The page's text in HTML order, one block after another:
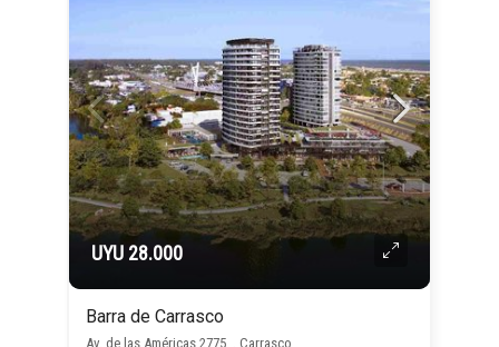
UYU 28.000
Barra de Carrasco
Av. de las Américas 2775, , Carrasco